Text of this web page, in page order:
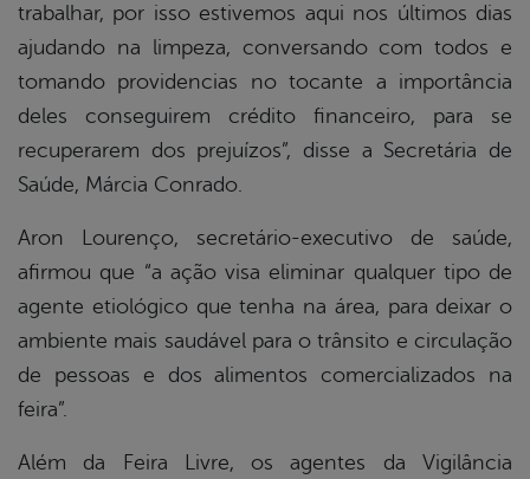
trabalhar, por isso estivemos aqui nos últimos dias
ajudando na limpeza, conversando com todos e
tomando providencias no tocante a importância
deles conseguirem crédito financeiro, para se
recuperarem dos prejuízos”, disse a Secretária de
Saúde, Márcia Conrado.
Aron Lourenço, secretário-executivo de saúde,
afirmou que “a ação visa eliminar qualquer tipo de
agente etiológico que tenha na área, para deixar o
ambiente mais saudável para o trânsito e circulação
de pessoas e dos alimentos comercializados na
feira”.
Além da Feira Livre, os agentes da Vigilância